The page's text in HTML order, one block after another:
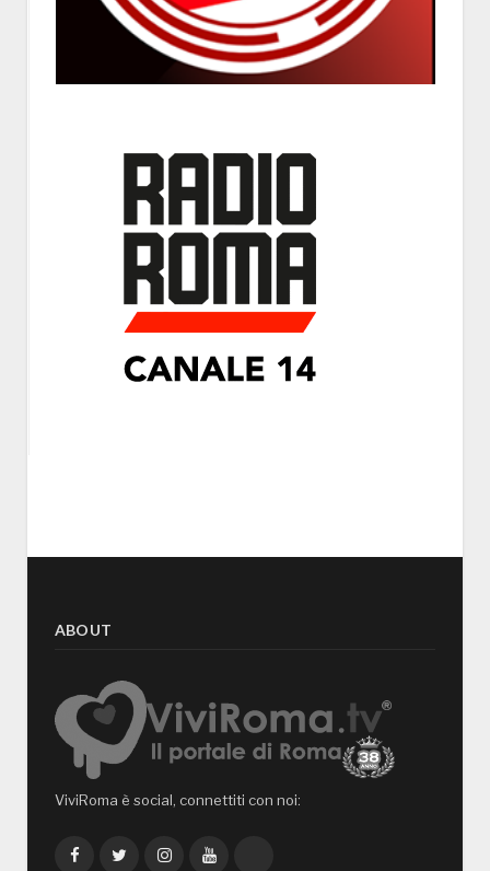
ABOUT
ViviRoma è social, connettiti con noi:
FacebookTwitterInstagramYouTube